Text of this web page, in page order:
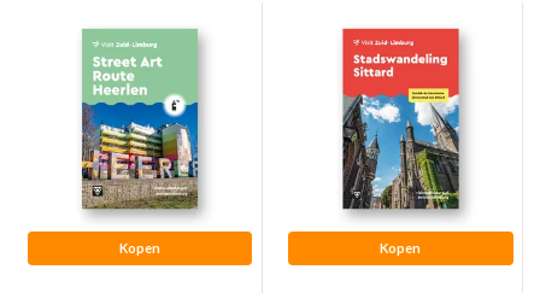
Kopen Kopen